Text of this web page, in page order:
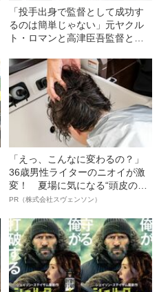
「投手出身で監督として成功す
るのは簡単じゃない」元ヤクル
ト・ロマンと高津臣吾監督との
「えっ、こんなに変わるの？」
36歳男性ライターのニオイが激
変！ 夏場に気になる“頭皮のニ
オイ”や“ベタつき”を解消す
ト”が生み出した徹底ケアとは
PR（株式会社スヴェンソン）